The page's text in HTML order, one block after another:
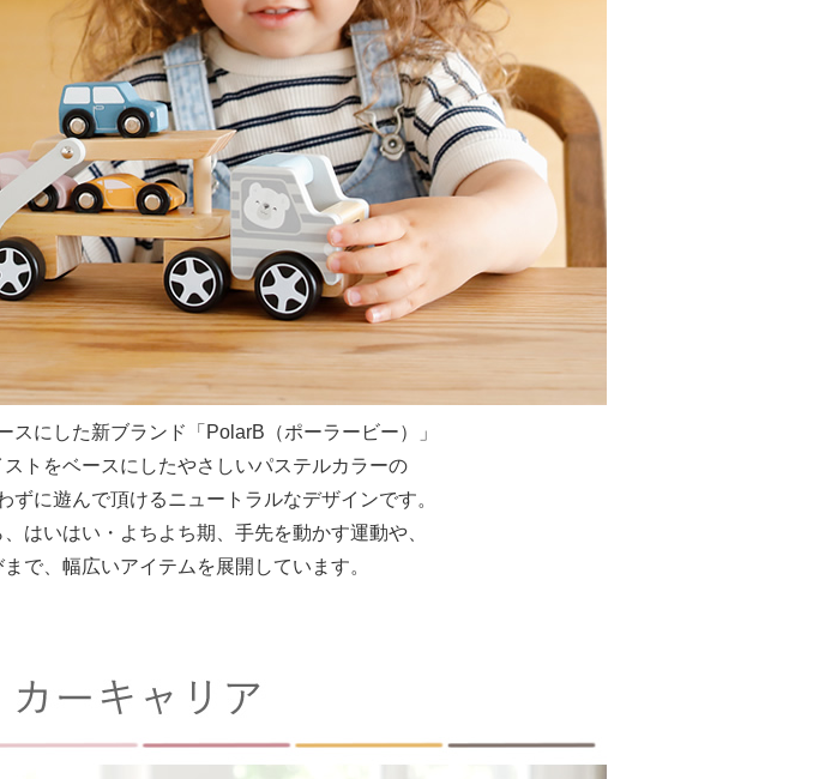
スにした新ブランド「PolarB（ポーラービー）」
トをベースにしたやさしいパステルカラーの
ずに遊んで頂けるニュートラルなデザインです。
はいはい・よちよち期、手先を動かす運動や、
で、幅広いアイテムを展開しています。